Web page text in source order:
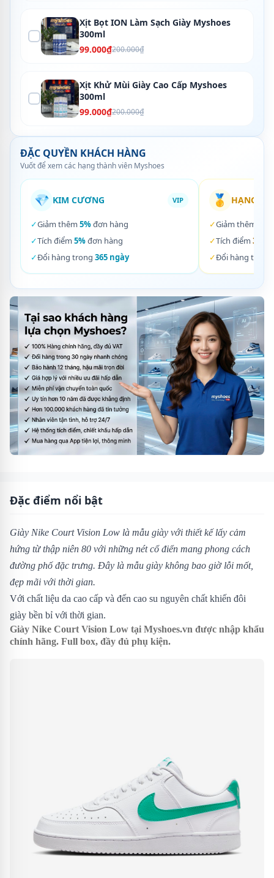
Xịt Bọt ION Làm Sạch Giày Myshoes
300ml
99.000₫200.000₫
Xịt Khử Mùi Giày Cao Cấp Myshoes
300ml
99.000₫200.000₫
ĐẶC QUYỀN KHÁCH HÀNG
Vuốt để xem các hạng thành viên Myshoes
💎 KIM CƯƠNG VIP
✓Giảm thêm 5%đơn hàng
✓Tích điểm 5%đơn hàng
✓Đổi hàng trong 365 ngày
🥇 HẠNG
✓Giảm thêm
✓Tích điểm 3%
✓Đổi hàng trong
Đặc điểm nổi bật
Giày Nike Court Vision Low là mẫu giày với thiết kế lấy cảm
hứng từ thập niên 80 với những nét cổ điển mang phong cách
đường phố đặc trưng. Đây là mẫu giày không bao giờ lỗi mốt,
đẹp mãi với thời gian.
Với chất liệu da cao cấp và đến cao su nguyên chất khiến đôi
giày bền bỉ với thời gian.
Giày Nike Court Vision Low tại Myshoes.vn được nhập khẩu
chính hãng. Full box, đầy đủ phụ kiện.